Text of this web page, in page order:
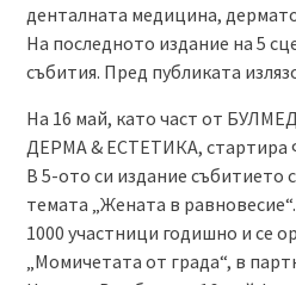
денталната медицина,
На последното издание на 5
събития. Пред публиката
На 16 май, като част от
ДЕРМА & ЕСТЕТИКА, стартира
В 5-ото си издание събитието
темата „Жената в
1000 участници годишно и се
„Момичетата от града“, в